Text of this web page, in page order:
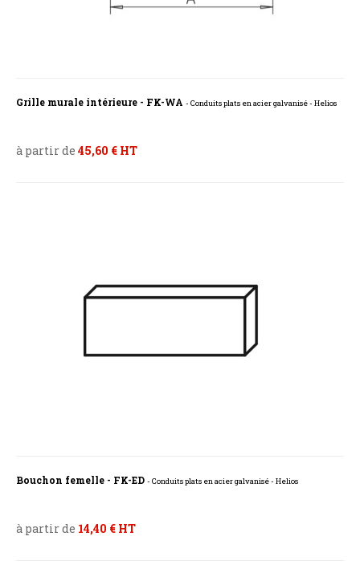
Grille murale intérieure - FK-WA - Conduits plats en acier galvanisé - Helios
à partir de 45,60 € HT
Bouchon femelle - FK-ED - Conduits plats en acier galvanisé - Helios
à partir de 14,40 € HT